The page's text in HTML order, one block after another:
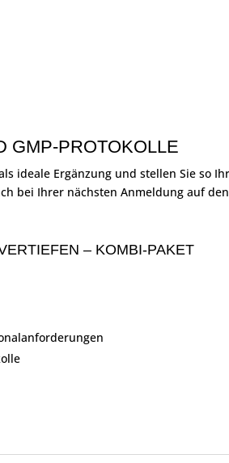
GMP-PROTOKOLLE
ideale Ergänzung und stellen Sie so
bei Ihrer nächsten Anmeldung auf
– KOMBI-PAKET